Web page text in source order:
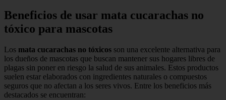
Beneficios de usar mata cucarachas no
tóxico para mascotas
Los mata cucarachas no tóxicos son una excelente alternativa para
los dueños de mascotas que buscan mantener sus hogares libres de
plagas sin poner en riesgo la salud de sus animales. Estos productos
suelen estar elaborados con ingredientes naturales o compuestos
seguros que no afectan a los seres vivos. Entre los beneficios más
destacados se encuentran: